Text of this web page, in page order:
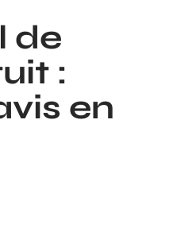
de
:
en